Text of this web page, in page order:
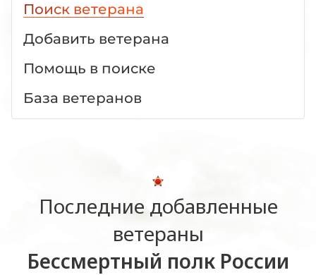
Поиск ветерана
Добавить ветерана
Помощь в поиске
База ветеранов
Последние добавленные
ветераны
Бессмертный полк России